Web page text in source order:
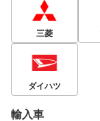
三菱
ダイハツ
輸入車